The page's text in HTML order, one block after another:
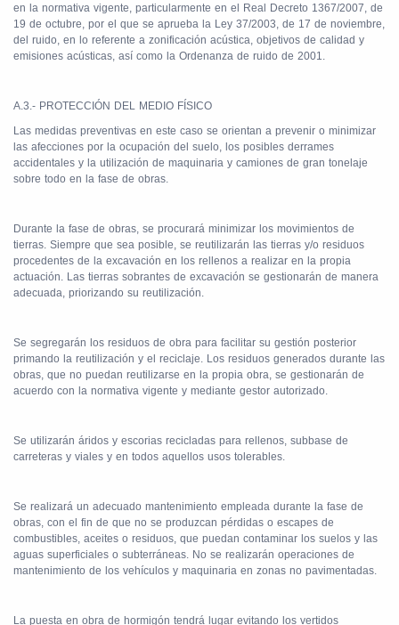
en la normativa vigente, particularmente en el Real Decreto 1367/2007, de
19 de octubre, por el que se aprueba la Ley 37/2003, de 17 de noviembre,
del ruido, en lo referente a zonificación acústica, objetivos de calidad y
emisiones acústicas, así como la Ordenanza de ruido de 2001.
A.3.- PROTECCIÓN DEL MEDIO FÍSICO
Las medidas preventivas en este caso se orientan a prevenir o minimizar
las afecciones por la ocupación del suelo, los posibles derrames
accidentales y la utilización de maquinaria y camiones de gran tonelaje
sobre todo en la fase de obras.
Durante la fase de obras, se procurará minimizar los movimientos de
tierras. Siempre que sea posible, se reutilizarán las tierras y/o residuos
procedentes de la excavación en los rellenos a realizar en la propia
actuación. Las tierras sobrantes de excavación se gestionarán de manera
adecuada, priorizando su reutilización.
Se segregarán los residuos de obra para facilitar su gestión posterior
primando la reutilización y el reciclaje. Los residuos generados durante las
obras, que no puedan reutilizarse en la propia obra, se gestionarán de
acuerdo con la normativa vigente y mediante gestor autorizado.
Se utilizarán áridos y escorias recicladas para rellenos, subbase de
carreteras y viales y en todos aquellos usos tolerables.
Se realizará un adecuado mantenimiento empleada durante la fase de
obras, con el fin de que no se produzcan pérdidas o escapes de
combustibles, aceites o residuos, que puedan contaminar los suelos y las
aguas superficiales o subterráneas. No se realizarán operaciones de
mantenimiento de los vehículos y maquinaria en zonas no pavimentadas.
La puesta en obra de hormigón tendrá lugar evitando los vertidos